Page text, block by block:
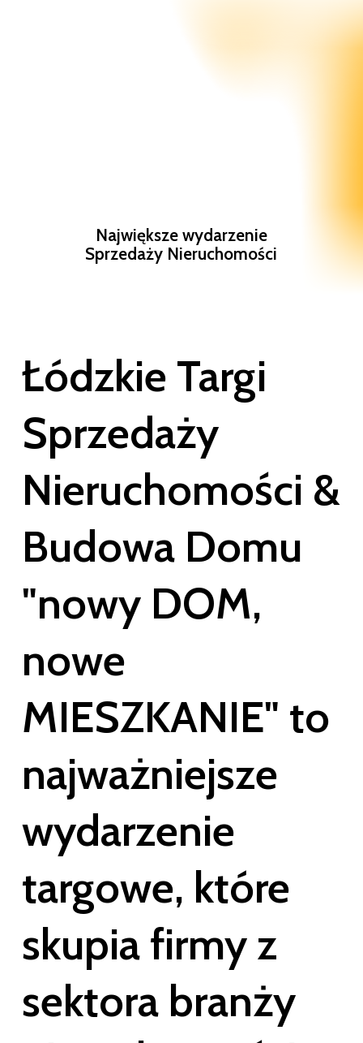
Największe wydarzenie
Sprzedaży Nieruchomości
Łódz­kie Targi
Sprzedaży
Nie­ru­cho­mo­ści &
Budowa Domu
"nowy DOM,
nowe
MIESZKANIE" to
naj­waż­niej­sze
wydarzenie
targowe, które
sku­piafirmyz
sek­tora branży